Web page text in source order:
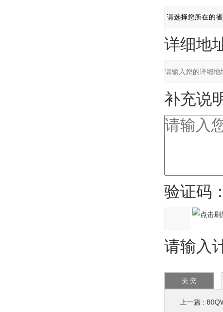
详细地址
补充说明
验证码
请输入
上一篇 :